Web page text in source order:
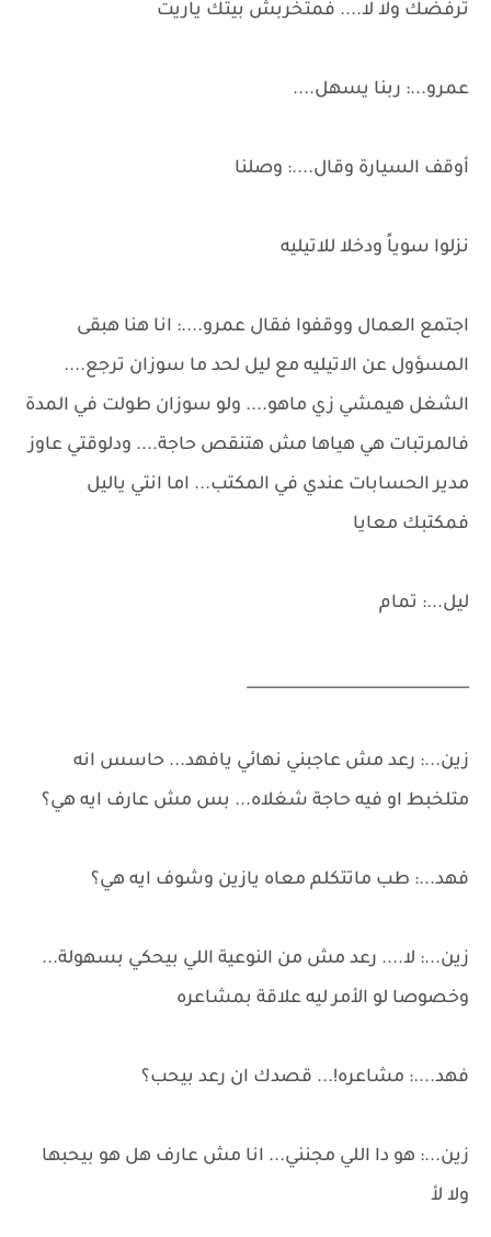
ترفضك ولا لا.... فمتخربش بيتك ياريت
عمرو...: ربنا يسهل....
أوقف السيارة وقال....: وصلنا
نزلوا سوياً ودخلا للاتيليه
اجتمع العمال ووقفوا فقال عمرو....: انا هنا هبقى
المسؤول عن الاتيليه مع ليل لحد ما سوزان ترجع....
الشغل هيمشي زي ماهو.... ولو سوزان طولت في المدة
فالمرتبات هي هياها مش هتنقص حاجة.... ودلوقتي عاوز
مدير الحسابات عندي في المكتب... اما انتي ياليل
فمكتبك معايا
ليل...: تمام
_____________________________
زين...: رعد مش عاجبني نهائي يافهد... حاسس انه
متلخبط او فيه حاجة شغلاه... بس مش عارف ايه هي؟
فهد...: طب ماتتكلم معاه يازين وشوف ايه هي؟
زين...: لا.... رعد مش من النوعية اللي بيحكي بسهولة...
وخصوصا لو الأمر ليه علاقة بمشاعره
فهد....: مشاعره!... قصدك ان رعد بيحب؟
زين...: هو دا اللي مجنني... انا مش عارف هل هو بيحبها
ولا لأ